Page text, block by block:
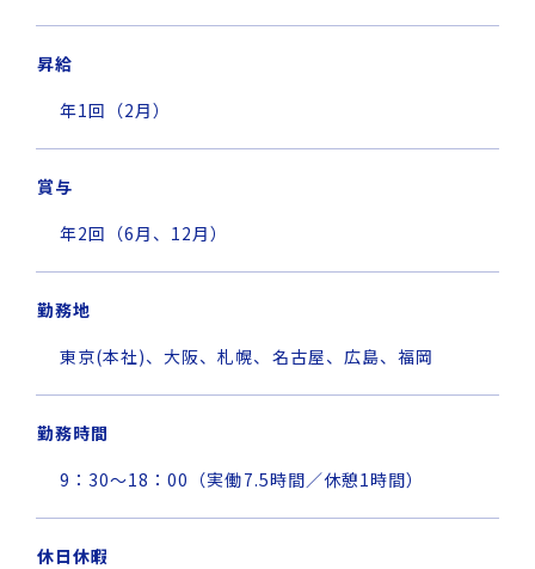
昇給
年1回（2月）
賞与
年2回（6月、12月）
勤務地
東京(本社)、大阪、札幌、 名古屋、広島、福岡
勤務時間
9：30～18：00（実働7.5時間／休憩1時間）
休日休暇